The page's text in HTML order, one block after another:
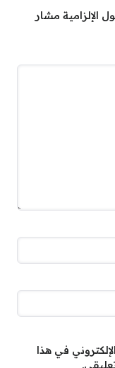
الإلزامية مشار
في هذا